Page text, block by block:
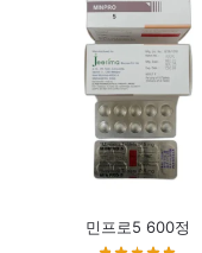
민프로5 600정